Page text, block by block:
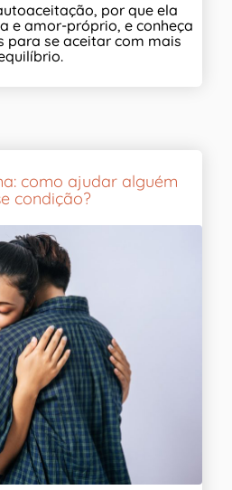
por que ela
e amor-próprio, e conheça
para se aceitar com mais
como ajudar alguém
condição?